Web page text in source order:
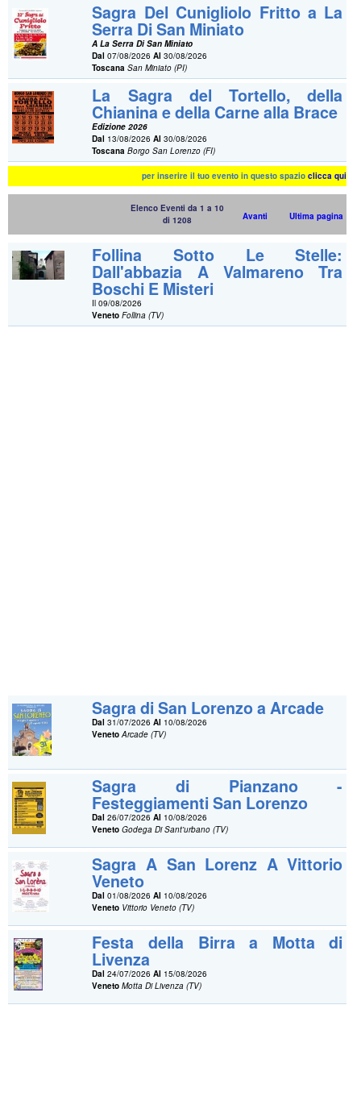
Sagra Del Cunigliolo Fritto a La
Serra Di San Miniato
A La Serra Di San Miniato
Dal 07/08/2026Al 30/08/2026
Toscana San Miniato (PI)
La Sagra del Tortello, della
Chianina e della Carne alla Brace
Edizione 2026
Dal 13/08/2026Al 30/08/2026
Toscana Borgo San Lorenzo (FI)
per inserire il tuo evento in questo spazioclicca qui
Elenco Eventi da 1 a 10
di 1208
Avanti Ultima pagina
Follina Sotto Le Stelle:
Dall'abbazia A Valmareno Tra
Boschi E Misteri
Il 09/08/2026
Veneto Follina (TV)
Sagra di San Lorenzo a Arcade
Dal 31/07/2026Al 10/08/2026
Veneto Arcade (TV)
Sagra di Pianzano -
Festeggiamenti San Lorenzo
Dal 26/07/2026Al 10/08/2026
Veneto Godega Di Sant'urbano (TV)
Sagra A San Lorenz A Vittorio
Veneto
Dal 01/08/2026Al 10/08/2026
Veneto Vittorio Veneto (TV)
Festa della Birra a Motta di
Livenza
Dal 24/07/2026Al 15/08/2026
Veneto Motta Di Livenza (TV)